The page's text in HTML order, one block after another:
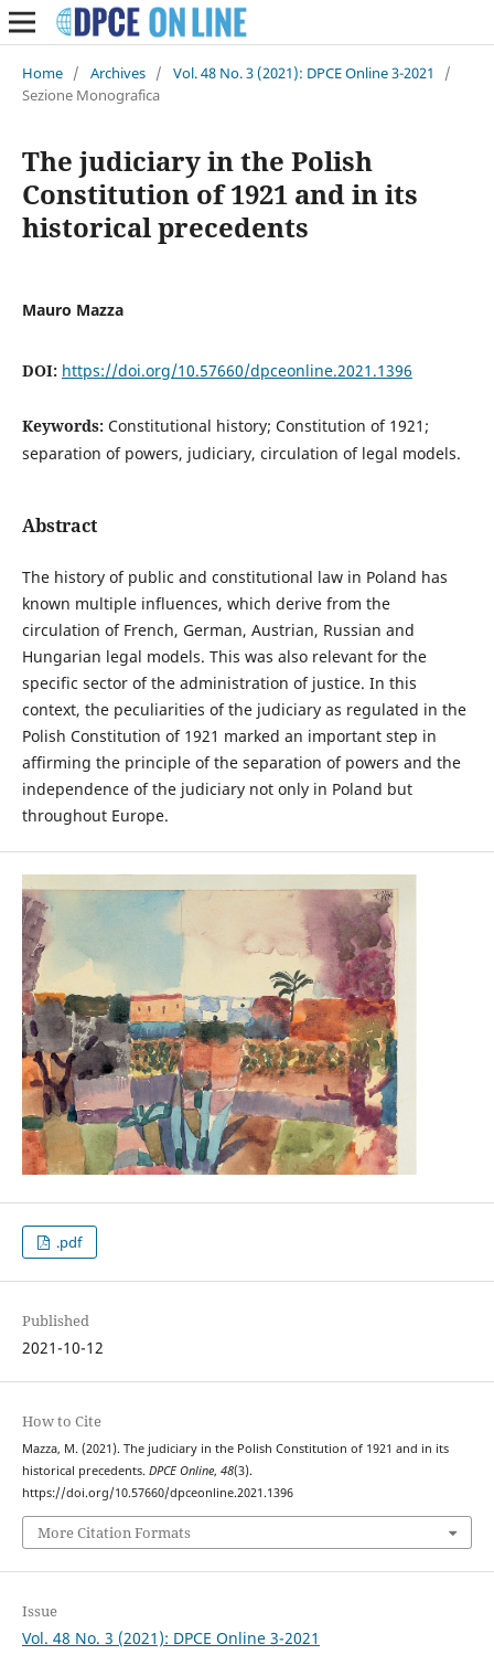
Home / Archives / Vol. 48 No. 3 (2021): DPCE Online 3-2021
/
Sezione Monografica
The judiciary in the Polish
Constitution of 1921 and in its
historical precedents
Mauro Mazza
DOI: https://doi.org/10.57660/dpceonline.2021.1396
Keywords: Constitutional history; Constitution of 1921;
separation of powers, judiciary, circulation of legal models.
Abstract
The history of public and constitutional law in Poland has
known multiple influences, which derive from the
circulation of French, German, Austrian, Russian and
Hungarian legal models. This was also relevant for the
specific sector of the administration of justice. In this
context, the peculiarities of the judiciary as regulated in the
Polish Constitution of 1921 marked an important step in
affirming the principle of the separation of powers and the
independence of the judiciary not only in Poland but
throughout Europe.
.pdf
Published
2021-10-12
How to Cite
Mazza, M. (2021). The judiciary in the Polish Constitution of 1921 and in its
historical precedents. DPCE Online, 48(3).
https://doi.org/10.57660/dpceonline.2021.1396
More Citation Formats
Issue
Vol. 48 No. 3 (2021): DPCE Online 3-2021